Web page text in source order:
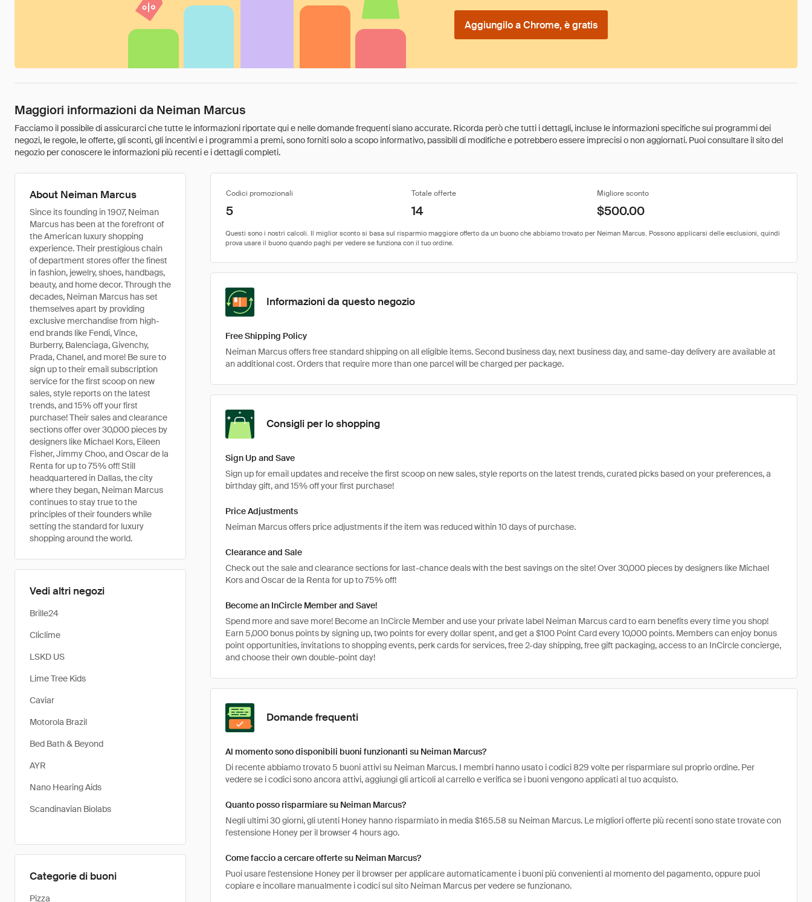
Aggiungilo a Chrome, è gratis
Maggiori informazioni da Neiman Marcus
Facciamo il possibile di assicurarci che tutte le informazioni riportate qui e nelle domande frequenti siano accurate. Ricorda però che tutti i dettagli, incluse le informazioni specifiche sui programmi dei
negozi, le regole, le offerte, gli sconti, gli incentivi e i programmi a premi, sono forniti solo a scopo informativo, passibili di modifiche e potrebbero essere imprecisi o non aggiornati. Puoi consultare il sito del
negozio per conoscere le informazioni più recenti e i dettagli completi.
About Neiman Marcus
Since its founding in 1907, Neiman
Marcus has been at the forefront of
the American luxury shopping
experience. Their prestigious chain
of department stores offer the finest
in fashion, jewelry, shoes, handbags,
beauty, and home decor. Through the
decades, Neiman Marcus has set
themselves apart by providing
exclusive merchandise from high-
end brands like Fendi, Vince,
Burberry, Balenciaga, Givenchy,
Prada, Chanel, and more! Be sure to
sign up to their email subscription
service for the first scoop on new
sales, style reports on the latest
trends, and 15% off your first
purchase! Their sales and clearance
sections offer over 30,000 pieces by
designers like Michael Kors, Eileen
Fisher, Jimmy Choo, and Oscar de la
Renta for up to 75% off! Still
headquartered in Dallas, the city
where they began, Neiman Marcus
continues to stay true to the
principles of their founders while
setting the standard for luxury
shopping around the world.
Vedi altri negozi
Brille24
Cliclime
LSKD US
Lime Tree Kids
Caviar
Motorola Brazil
Bed Bath & Beyond
AYR
Nano Hearing Aids
Scandinavian Biolabs
Categorie di buoni
Pizza
Codici promozionali Totale offerte Migliore sconto
5 14 $500.00
Informazioni da questo negozio
Free Shipping Policy
Neiman Marcus offers free standard shipping on all eligible items. Second business day, next business day, and same-day delivery are available at
an additional cost. Orders that require more than one parcel will be charged per package.
Consigli per lo shopping
Sign Up and Save
Sign up for email updates and receive the first scoop on new sales, style reports on the latest trends, curated picks based on your preferences, a
birthday gift, and 15% off your first purchase!
Price Adjustments
Neiman Marcus offers price adjustments if the item was reduced within 10 days of purchase.
Clearance and Sale
Check out the sale and clearance sections for last-chance deals with the best savings on the site! Over 30,000 pieces by designers like Michael
Kors and Oscar de la Renta for up to 75% off!
Become an InCircle Member and Save!
Spend more and save more! Become an InCircle Member and use your private label Neiman Marcus card to earn benefits every time you shop!
Earn 5,000 bonus points by signing up, two points for every dollar spent, and get a $100 Point Card every 10,000 points. Members can enjoy bonus
point opportunities, invitations to shopping events, perk cards for services, free 2-day shipping, free gift packaging, access to an InCircle concierge,
and choose their own double-point day!
Domande frequenti
Al momento sono disponibili buoni funzionanti su Neiman Marcus?
Di recente abbiamo trovato 5 buoni attivi su Neiman Marcus. I membri hanno usato i codici 829 volte per risparmiare sul proprio ordine. Per
vedere se i codici sono ancora attivi, aggiungi gli articoli al carrello e verifica se i buoni vengono applicati al tuo acquisto.
Quanto posso risparmiare su Neiman Marcus?
Negli ultimi 30 giorni, gli utenti Honey hanno risparmiato in media $165.58 su Neiman Marcus. Le migliori offerte più recenti sono state trovate con
l'estensione Honey per il browser 4 hours ago.
Come faccio a cercare offerte su Neiman Marcus?
Puoi usare l'estensione Honey per il browser per applicare automaticamente i buoni più convenienti al momento del pagamento, oppure puoi
copiare e incollare manualmente i codici sul sito Neiman Marcus per vedere se funzionano.